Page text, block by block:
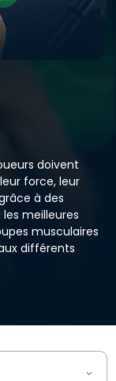
doivent
force, leur
à des
meilleures
musculaires
différents